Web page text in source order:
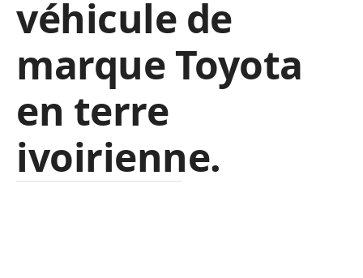
véhicule de
marque Toyota
en terre
ivoirienne.